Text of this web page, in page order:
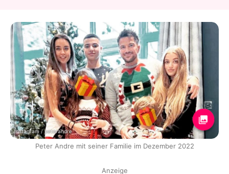
Instagram / peterandre
Peter Andre mit seiner Familie im Dezember 2022
Anzeige